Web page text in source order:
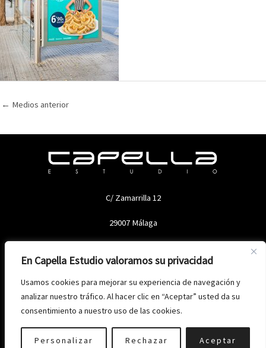
En Capella Estudio valoramos su privacidad
Usamos cookies para mejorar su experiencia de navegación y
analizar nuestro tráfico. Al hacer clic en “Aceptar” usted da su
consentimiento a nuestro uso de las cookies.
Personalizar Rechazar Aceptar
← Medios anterior
C/ Zamarrilla 12
29007 Málaga
Copyright © 2026 Capella Estudio
Política de privacidad Aviso legal-Política de cookies